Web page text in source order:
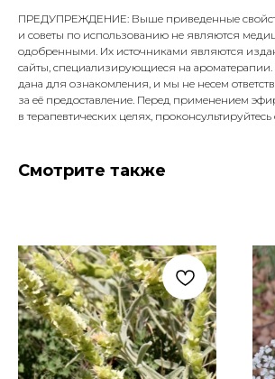
ПРЕДУПРЕЖДЕНИЕ: Выше приведенные
и советы по использованию не являются
одобренными. Их источниками являются
сайты, специализирующиеся на
дана для ознакомления, и мы не несем
за её предоставление. Перед применением
в терапевтических целях,
Смотрите также